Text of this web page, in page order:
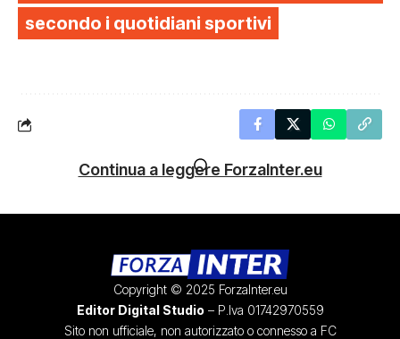
secondo i quotidiani sportivi
Continua a leggere ForzaInter.eu
Copyright © 2025 ForzaInter.eu
Editor Digital Studio – P.Iva 01742970559
Sito non ufficiale, non autorizzato o connesso a FC